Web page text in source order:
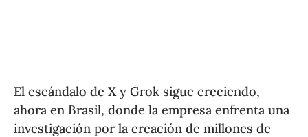
El escándalo de X y Grok sigue creciendo,
ahora en Brasil, donde la empresa enfrenta una
investigación por la creación de millones de